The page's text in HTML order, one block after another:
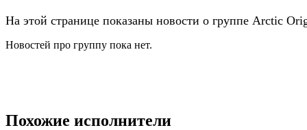
На этой странице показаны новости о группе Arctic
Новостей про группу пока нет.
Похожие исполнители